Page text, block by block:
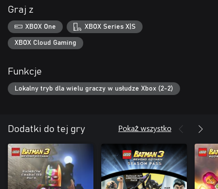
Graj z
XBOX One XBOX Series X|S
XBOX Cloud Gaming
Funkcje
Lokalny tryb dla wielu graczy w usłudze Xbox (2-2)
Dodatki do tej gry Pokaż wszystko